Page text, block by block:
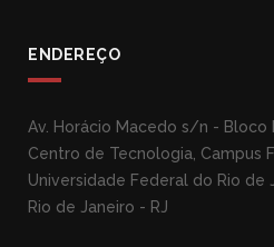
ENDEREÇO
Av. Horácio Macedo s/n - Bloco
Centro de Tecnologia, Campus
Universidade Federal do Rio de
Rio de Janeiro - RJ